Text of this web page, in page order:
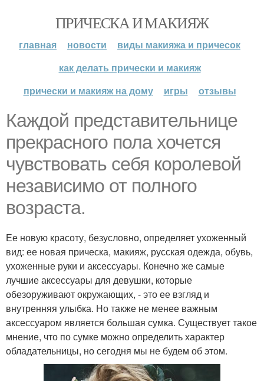
ПРИЧЕСКА И МАКИЯЖ
главная новости
виды макияжа и причесок
как делать прически и макияж
прически и макияж на дому
игры отзывы
Каждой представительнице
прекрасного пола хочется
чувствовать себя королевой
независимо от полного
возраста.
Ее новую красоту, безусловно, определяет ухоженный
вид: ее новая прическа, макияж, русская одежда, обувь,
ухоженные руки и аксессуары. Конечно же самые
лучшие аксессуары для девушки, которые
обезоруживают окружающих, - это ее взгляд и
внутренняя улыбка. Но также не менее важным
аксессуаром является большая сумка. Существует такое
мнение, что по сумке можно определить характер
обладательницы, но сегодня мы не будем об этом.